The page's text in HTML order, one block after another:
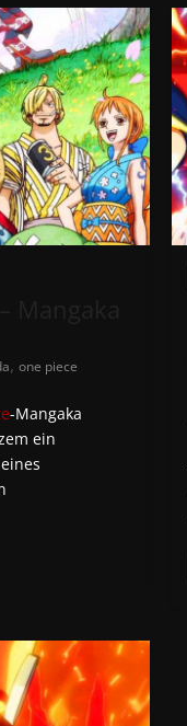
, one piece
-Mangaka
ein